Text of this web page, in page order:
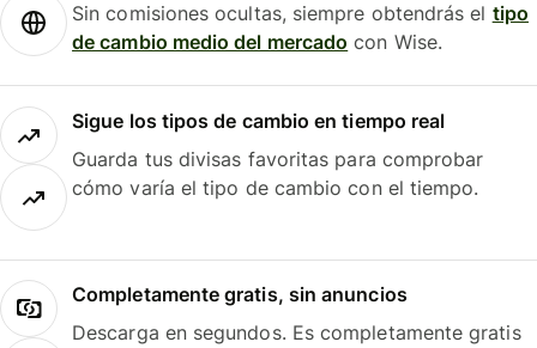
Sin comisiones ocultas, siempre obtendrás el tipo
de cambio medio del mercado con Wise.
Sigue los tipos de cambio en tiempo real
Guarda tus divisas favoritas para comprobar
cómo varía el tipo de cambio con el tiempo.
Completamente gratis, sin anuncios
Descarga en segundos. Es completamente gratis